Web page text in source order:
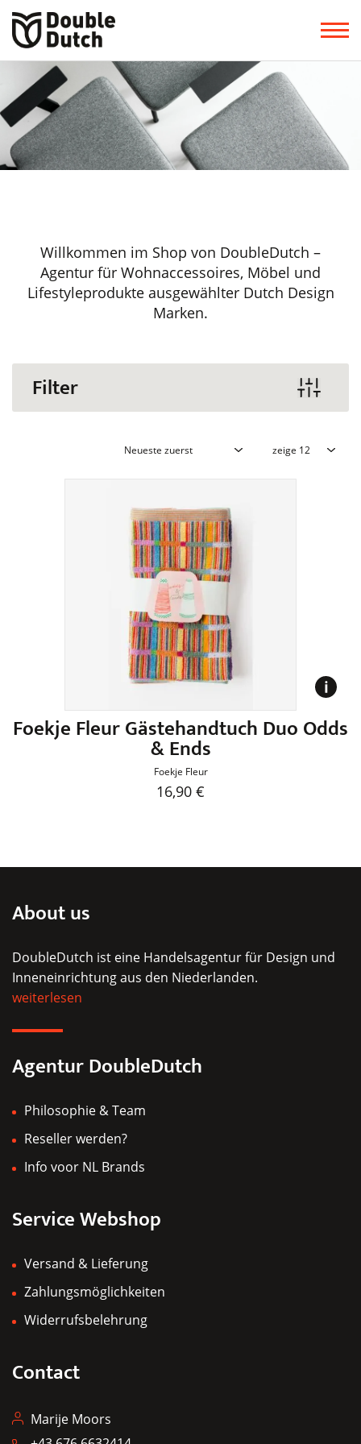
Willkommen im Shop von DoubleDutch –
Agentur für Wohnaccessoires, Möbel und
Lifestyleprodukte ausgewählter Dutch Design
Marken.
Filter
Foekje Fleur Gästehandtuch Duo Odds
& Ends
Foekje Fleur
16,90 €
Optionen
können
gewählt
About us
DoubleDutch ist eine Handelsagentur für Design und
Inneneinrichtung aus den Niederlanden.
weiterlesen
Agentur DoubleDutch
Philosophie & Team
Reseller werden?
Info voor NL Brands
Service Webshop
Versand & Lieferung
Zahlungsmöglichkeiten
Widerrufsbelehrung
Contact
Marije Moors